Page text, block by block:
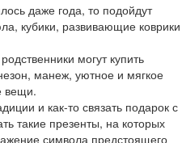
даже года, то подойдут
кубики, развивающие коврики
могут купить
манеж, уютное и мягкое
вещи.
и как-то связать подарок с
такие презенты, на которых
символа предстоящего